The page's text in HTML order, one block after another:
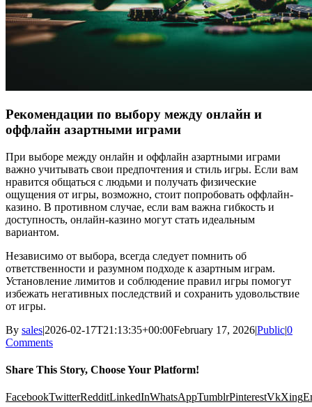
Рекомендации по выбору между онлайн и
оффлайн азартными играми
При выборе между онлайн и оффлайн азартными играми
важно учитывать свои предпочтения и стиль игры. Если вам
нравится общаться с людьми и получать физические
ощущения от игры, возможно, стоит попробовать оффлайн-
казино. В противном случае, если вам важна гибкость и
доступность, онлайн-казино могут стать идеальным
вариантом.
Независимо от выбора, всегда следует помнить об
ответственности и разумном подходе к азартным играм.
Установление лимитов и соблюдение правил игры помогут
избежать негативных последствий и сохранить удовольствие
от игры.
By sales|2026-02-17T21:13:35+00:00February 17, 2026|Public|0
Comments
Share This Story, Choose Your Platform!
FacebookTwitterRedditLinkedInWhatsAppTumblrPinterestVkXing